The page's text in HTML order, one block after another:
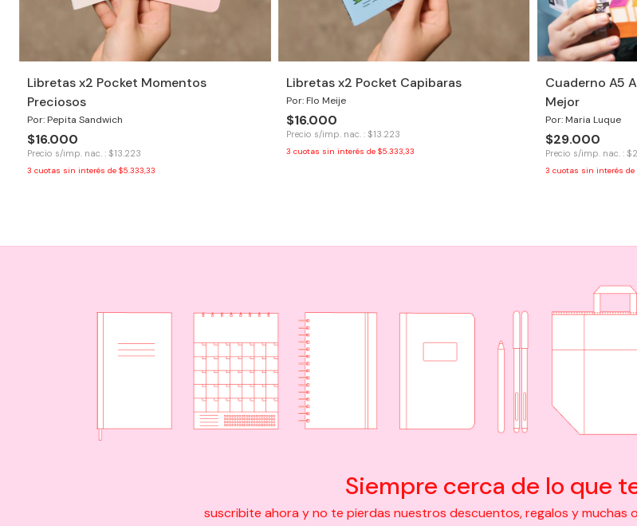
Libretas x2 Pocket Momentos
Preciosos
Por: Pepita Sandwich
$16.000
Precio s/imp. nac. : $13.223
3 cuotas sin interés de $5.333,33
Libretas x2 Pocket Capibaras
Por: Flo Meije
$16.000
Precio s/imp. nac. : $13.223
3 cuotas sin interés de $5.333,33
Cuaderno A5
Mejor
Por: Maria Luque
$29.000
Precio s/imp. nac. :
3 cuotas sin interés de
Siempre cerca de lo que
suscribite ahora y no te pierdas nuestros descuentos, regalos y